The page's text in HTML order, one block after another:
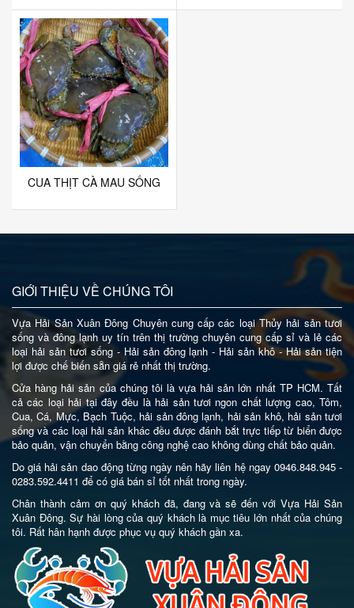
CUA THỊT CÀ MAU SỐNG
GIỚI THIỆU VỀ CHÚNG TÔI
Vựa Hải Sản Xuân Đông Chuyên cung cấp các loại Thủy hải sản tươi
sống và đông lạnh uy tín trên thị trường chuyên cung cấp sỉ và lẻ các
loại hải sản tươi sống - Hải sản đông lạnh - Hải sản khô - Hải sản tiện
lợi được chế biến sẵn giá rẻ nhất thị trường.
Cửa hàng hải sản của chúng tôi là vựa hải sản lớn nhất TP HCM. Tất
cả các loại hải tại đây đều là hải sản tươi ngon chất lượng cao, Tôm,
Cua, Cá, Mực, Bạch Tuộc, hải sản đông lạnh, hải sản khô, hải sản tươi
sống và các loại hải sản khác đều được đánh bắt trực tiếp từ biển được
bảo quản, vận chuyển bằng công nghệ cao không dùng chất bảo quản.
Do giá hải sản dao động từng ngày nên hãy liên hệ ngay 0946.848.945 -
0283.592.4411 để có giá bán sỉ tốt nhất trong ngày.
Chân thành cảm ơn quý khách đã, đang và sẽ đến với Vựa Hải Sản
Xuân Đông. Sự hài lòng của quý khách là mục tiêu lớn nhất của chúng
tôi. Rất hân hạnh được phục vụ quý khách gần xa.